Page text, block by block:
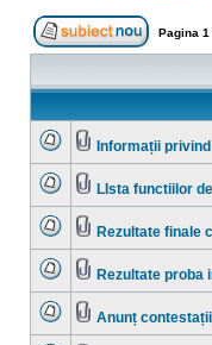
Scrie un
Pagina 1
sunt
mesaje
necitite
Informații
sunt
mesaje
necitite
LIsta functiilor
sunt
mesaje
necitite
Rezultate finale
sunt
mesaje
necitite
Rezultate proba
sunt
Fişier(e)
Anunț